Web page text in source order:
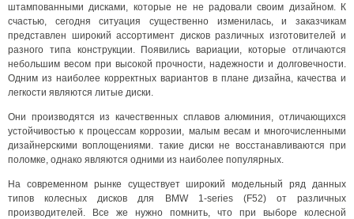
штампованными дисками, которые не не радовали своим дизайном. К
счастью, сегодня ситуация существенно изменилась, и заказчикам
представлен широкий ассортимент дисков различных изготовителей и
разного типа конструкции. Появились вариации, которые отличаются
небольшим весом при высокой прочности, надежности и долговечности.
Одним из наиболее корректных вариантов в плане дизайна, качества и
легкости являются литые диски.
Они производятся из качественных сплавов алюминия, отличающихся
устойчивостью к процессам коррозии, малым весам и многочисленными
дизайнерскими воплощениями. такие диски не восстанавливаются при
поломке, однако являются одними из наиболее популярных.
На современном рынке существует широкий модельный ряд данных
типов колесных дисков для BMW 1-series (F52) от различных
производителей. Все же нужно помнить, что при выборе колесной